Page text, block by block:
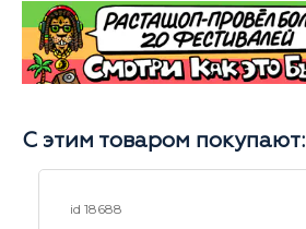
С этим товаром покупают:
id 23889